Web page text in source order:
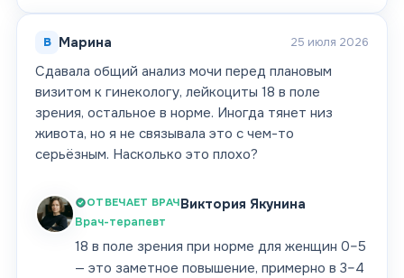
В Марина 25 июля 2026
Сдавала общий анализ мочи перед плановым
визитом к гинекологу, лейкоциты 18 в поле
зрения, остальное в норме. Иногда тянет низ
живота, но я не связывала это с чем-то
серьёзным. Насколько это плохо?
ОТВЕЧАЕТ ВРАЧВиктория Якунина
Врач-терапевт
18 в поле зрения при норме для женщин 0–5
— это заметное повышение, примерно в 3–4